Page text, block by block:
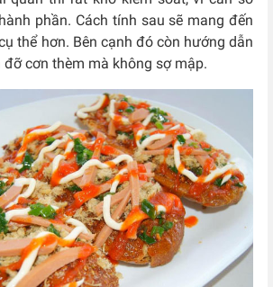
phần. Cách tính sau sẽ mang đến
thể hơn. Bên cạnh đó còn hướng dẫn
cơn thèm mà không sợ mập.